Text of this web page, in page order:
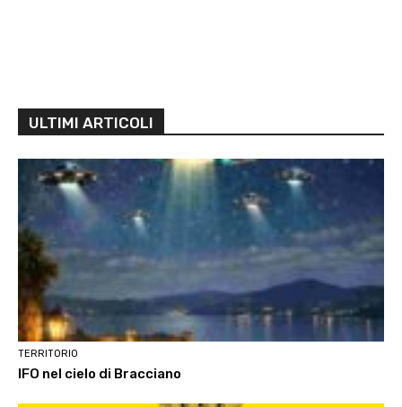
ULTIMI ARTICOLI
TERRITORIO
IFO nel cielo di Bracciano